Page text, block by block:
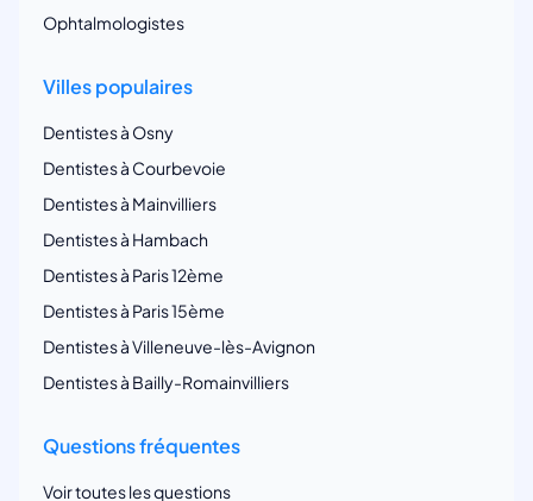
Ophtalmologistes
Villes populaires
Dentistes à Osny
Dentistes à Courbevoie
Dentistes à Mainvilliers
Dentistes à Hambach
Dentistes à Paris 12ème
Dentistes à Paris 15ème
Dentistes à Villeneuve-lès-Avignon
Dentistes à Bailly-Romainvilliers
Questions fréquentes
Voir toutes les questions